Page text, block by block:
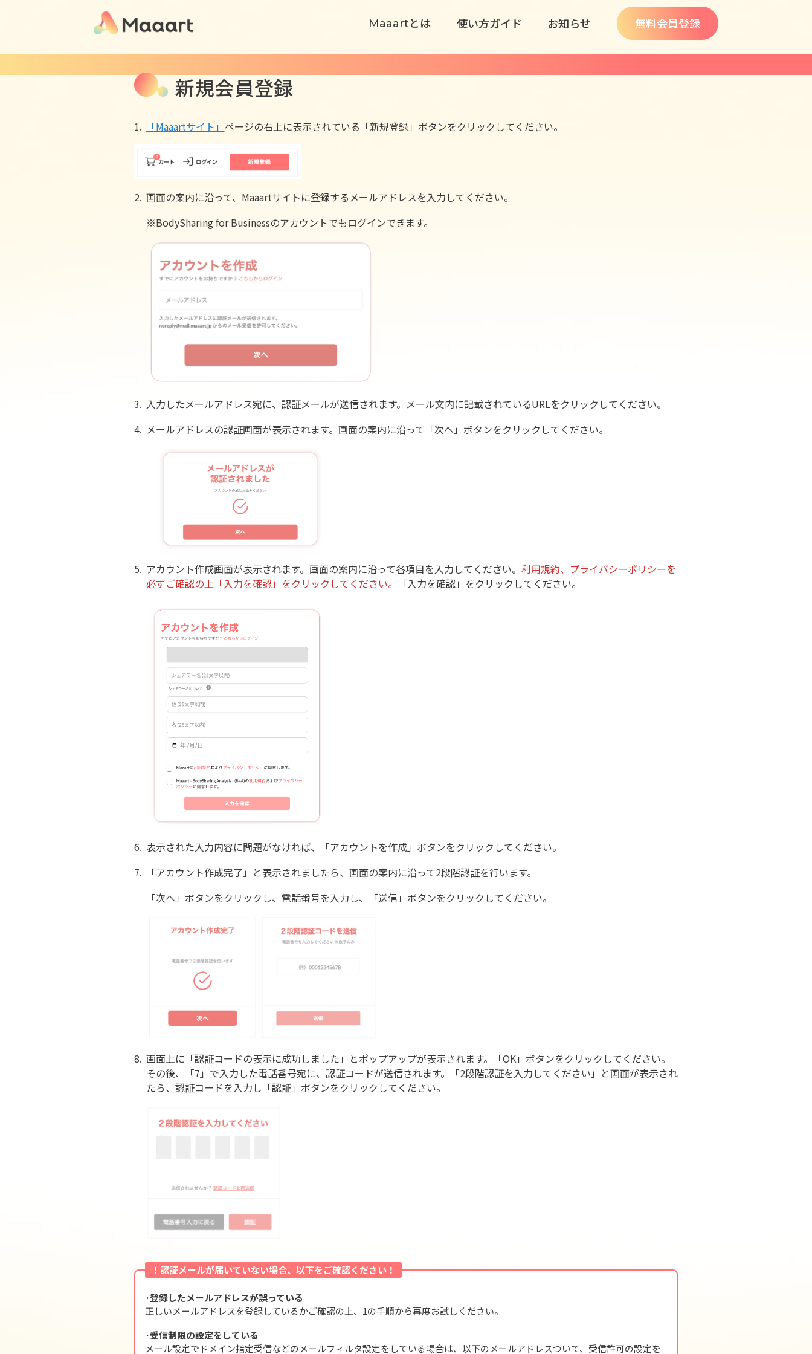
Maaartとは 使い方ガイド お知らせ 無料会員登録
新規会員登録
1. 「Maaartサイト」 ページの右上に表示されている「新規登録」ボタンをクリックしてください。
2. 画面の案内に沿って、Maaartサイトに登録するメールアドレスを入力してください。
※BodySharing for Businessのアカウントでもログインできます。
3. 入力したメールアドレス宛に、認証メールが送信されます。メール文内に記載されているURLをクリックしてください。
4. メールアドレスの認証画面が表示されます。画面の案内に沿って「次へ」ボタンをクリックしてください。
5. アカウント作成画面が表示されます。画面の案内に沿って各項目を入力してください。 利用規約、プライバシーポリシーを
必ずご確認の上「入力を確認」をクリックしてください。
「入力を確認」をクリックしてください。
6. 表示された入力内容に問題がなければ、「アカウントを作成」ボタンをクリックしてください。
7.
「アカウント作成完了」と表示されましたら、画面の案内に沿って2段階認証を行います。
「次へ」ボタンをクリックし、電話番号を入力し、「送信」ボタンをクリックしてください。
8. 画面上に「認証コードの表示に成功しました」とポップアップが表示されます。「OK」ボタンをクリックしてください。
その後、「7」で入力した電話番号宛に、認証コードが送信されます。「2段階認証を入力してください」と画面が表示され
たら、認証コードを入力し「認証」ボタンをクリックしてください。
！認証メールが届いていない場合、以下をご確認ください！
·登録したメールアドレスが誤っている
正しいメールアドレスを登録しているかご確認の上、1の手順から再度お試しください。
·受信制限の設定をしている
メール設定でドメイン指定受信などのメールフィルタ設定をしている場合は、以下のメールアドレスついて、受信許可の設定を